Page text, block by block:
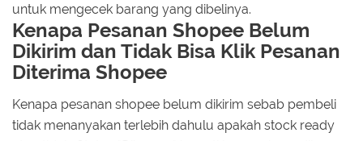
untuk mengecek barang yang dibelinya.
Kenapa Pesanan Shopee Belum
Dikirim dan Tidak Bisa Klik Pesanan
Diterima Shopee
Kenapa pesanan shopee belum dikirim sebab pembeli
tidak menanyakan terlebih dahulu apakah stock ready